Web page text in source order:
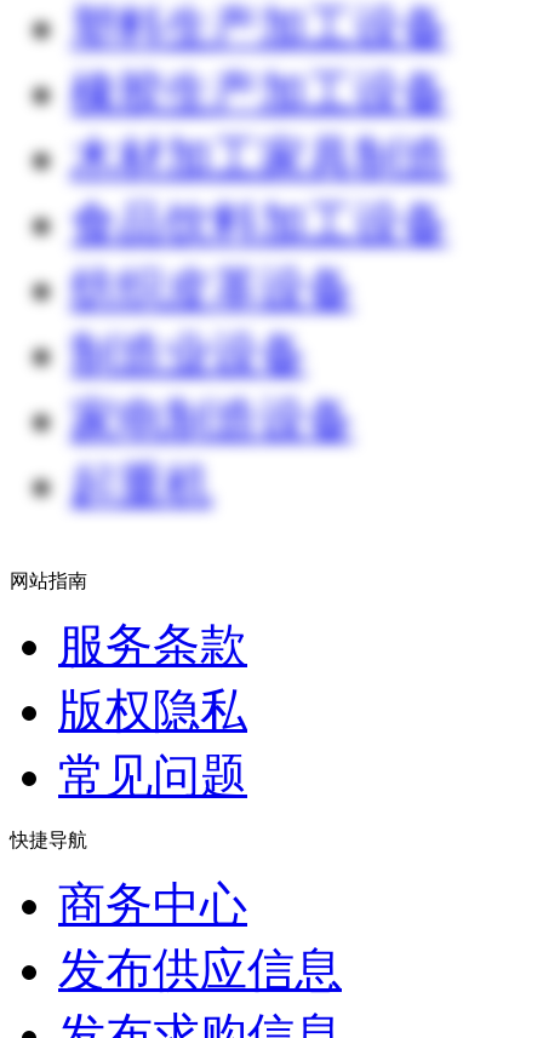
塑料生产加工设备
橡胶生产加工设备
木材加工家具制造
食品饮料加工设备
纺织皮革设备
制造业设备
家电制造设备
起重机
网站指南
服务条款
版权隐私
常见问题
快捷导航
商务中心
发布供应信息